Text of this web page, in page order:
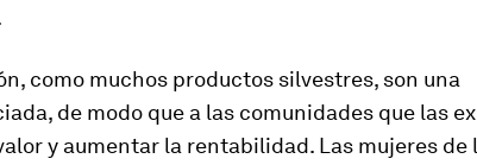
como muchos productos silvestres, son una
de modo que a las comunidades que las
y aumentar la rentabilidad. Las mujeres de